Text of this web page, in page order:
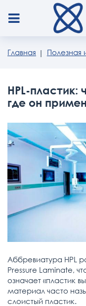
Главная
HPL-пластик:
где он
Аббревиатура HPL
Pressure Laminate,
означает «пластик
материал часто
слоистый пластик.